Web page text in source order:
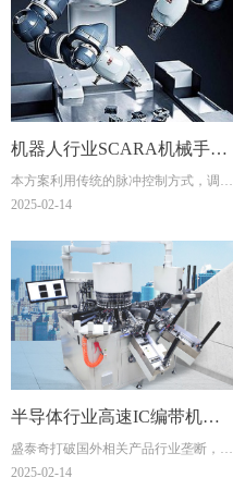
机器人行业SCARA机械手应
用案例
本方案利用传统的脉冲控制方式，调试
方便，控制使用控制卡，体积较小，方
服，具有高速、高精度、低振动等特
2025-02-14
半导体行业高速IC编带机应
用案例
盛泰奇打破国外相关产品行业垄断，替
换日机高速DD，优异的驱动器算法，
2025-02-14